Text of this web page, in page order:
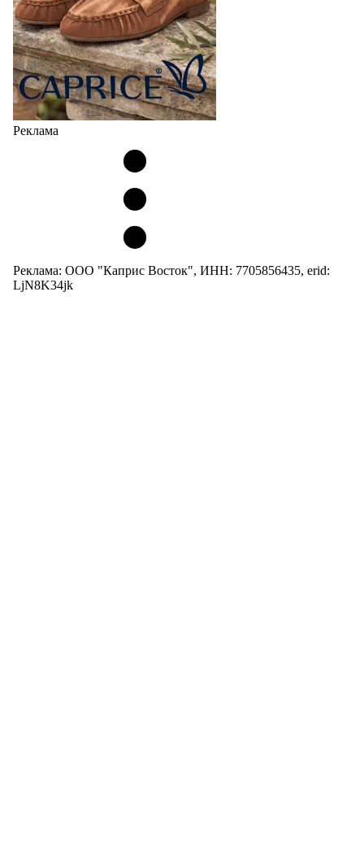
Реклама
Реклама: ООО "Каприс Восток", ИНН: 7705856435, erid:
LjN8K34jk